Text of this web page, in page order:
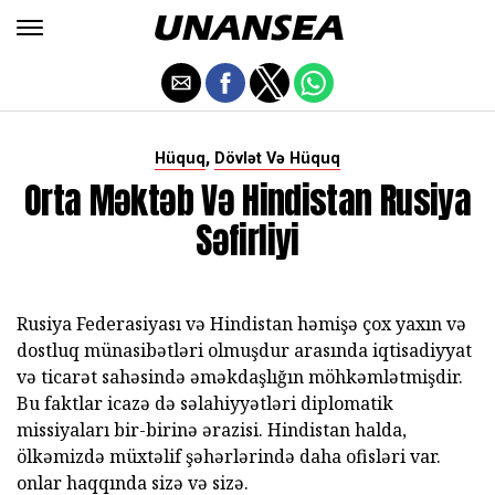
Hüquq, Dövlət Və Hüquq
Orta Məktəb Və Hindistan Rusiya
Səfirliyi
Rusiya Federasiyası və Hindistan həmişə çox yaxın və
dostluq münasibətləri olmuşdur arasında iqtisadiyyat
və ticarət sahəsində əməkdaşlığın möhkəmlətmişdir.
Bu faktlar icazə də səlahiyyətləri diplomatik
missiyaları bir-birinə ərazisi. Hindistan halda,
ölkəmizdə müxtəlif şəhərlərində daha ofisləri var.
onlar haqqında sizə və sizə.